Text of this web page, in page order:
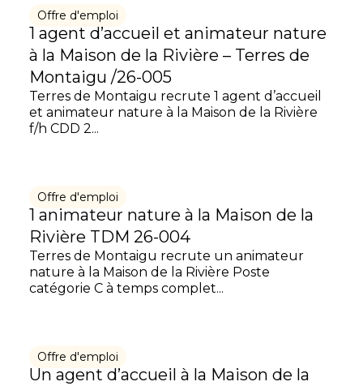
Offre d'emploi
1 agent d’accueil et animateur nature
à la Maison de la Rivière – Terres de
Montaigu /26-005
Terres de Montaigu recrute 1 agent d’accueil
et animateur nature à la Maison de la Rivière
f/h CDD 2...
Offre d'emploi
1 animateur nature à la Maison de la
Rivière TDM 26-004
Terres de Montaigu recrute un animateur
nature à la Maison de la Rivière Poste
catégorie C à temps complet...
Offre d'emploi
Un agent d’accueil à la Maison de la